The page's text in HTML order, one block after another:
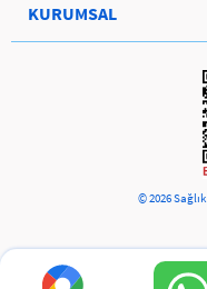
KURUMSAL
© 2026